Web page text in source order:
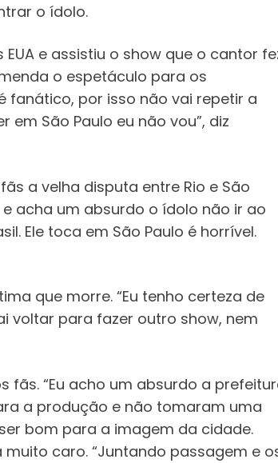
o ídolo.
e assistiu o show que o cantor
o espetáculo para os
fanático, por isso não vai repetir a
em São Paulo eu não vou”, diz
a velha disputa entre Rio e São
e acha um absurdo o ídolo não ir ao
Ele toca em São Paulo é horrível.
que morre. “Eu tenho certeza de
voltar para fazer outro show, nem
fãs. “Eu acho um absurdo a
a produção e não tomaram uma
bom para a imagem da cidade.
caro. “Juntando passagem e